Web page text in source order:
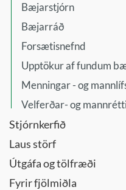
Bæjarstjórn
Bæjarráð
Forsætisnefnd
Upptökur af fundum
Menningar - og
Velferðar- og
Stjórnkerfið
Laus störf
Útgáfa og tölfræði
Fyrir fjölmiðla